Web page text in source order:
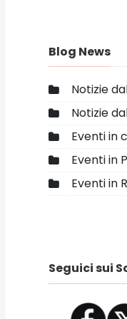
Blog News
Notizie
Notizie
Eventi in
Eventi in
Eventi in
Seguici sui